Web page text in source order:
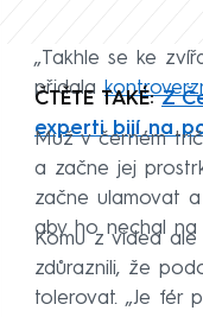
„Takhle se ke
přidala
ČTĚTE TAKÉ:Z
experti bijí na
Muž v černém
a začne jej
začne ulamovat
aby ho nechal na
Komu z videa ale
zdůraznili, že
tolerovat. „Je fér